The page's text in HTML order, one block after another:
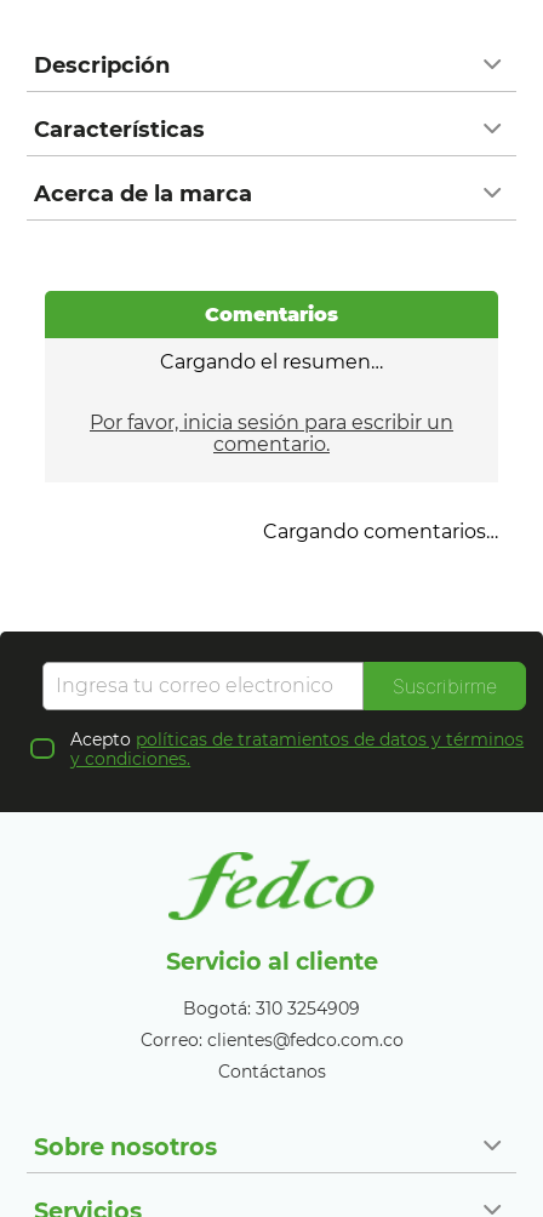
Descripción
Características
Acerca de la marca
Comentarios
Cargando el resumen…
Por favor, inicia sesión para escribir un
comentario.
Cargando comentarios…
Suscribirme
Acepto políticas de tratamientos de datos y términos
y condiciones.
Servicio al cliente
Bogotá: 310 3254909
Correo: clientes@fedco.com.co
Contáctanos
Sobre nosotros